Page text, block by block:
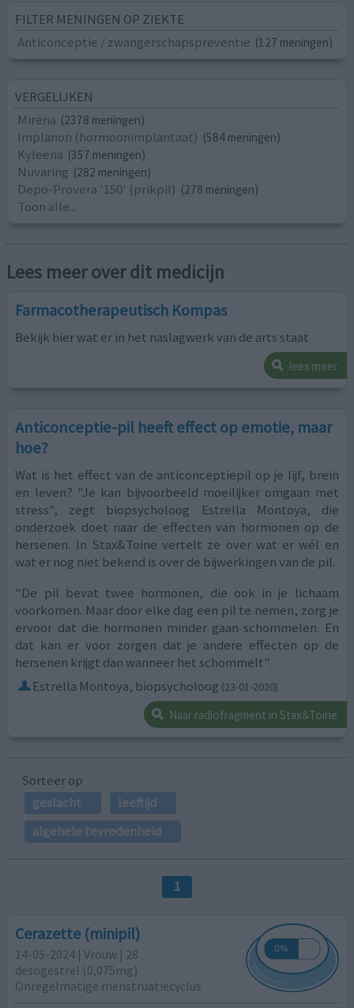
FILTER MENINGEN OP ZIEKTE
Anticonceptie / zwangerschapspreventie (127 meningen)
VERGELIJKEN
Mirena (2378 meningen)
Implanon (hormoonimplantaat) (584 meningen)
Kyleena (357 meningen)
Nuvaring (282 meningen)
Depo-Provera '150' (prikpil) (278 meningen)
Toon alle...
Lees meer over dit medicijn
Farmacotherapeutisch Kompas
Bekijk hier wat er in het naslagwerk van de arts staat
lees meer
Anticonceptie-pil heeft effect op emotie, maar
hoe?
Wat is het effect van de anticonceptiepil op je lijf, brein
en leven? "Je kan bijvoorbeeld moeilijker omgaan met
stress", zegt biopsycholoog Estrella Montoya, die
onderzoek doet naar de effecten van hormonen op de
hersenen. In Stax&Toine vertelt ze over wat er wél en
wat er nog niet bekend is over de bijwerkingen van de pil.
"De pil bevat twee hormonen, die ook in je lichaam
voorkomen. Maar door elke dag een pil te nemen, zorg je
ervoor dat die hormonen minder gaan schommelen. En
dat kan er voor zorgen dat je andere effecten op de
hersenen krijgt dan wanneer het schommelt".
Estrella Montoya, biopsycholoog (23-01-2020)
Naar radiofragment in Stax&Toine
Sorteer op
geslacht
leeftijd
algehele tevredenheid
1
Cerazette (minipil)
14-05-2024 | Vrouw | 28
desogestrel (0,075mg)
Onregelmatige menstruatiecyclus